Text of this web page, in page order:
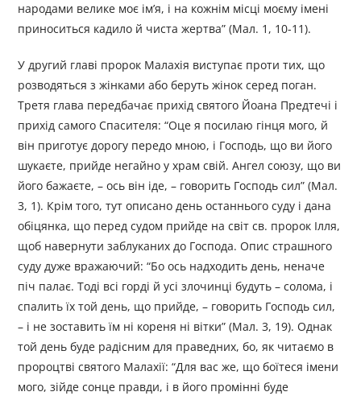
народами велике моє ім’я, і на кожнім місці моєму імені
приноситься кадило й чиста жертва” (Мал. 1, 10-11).
У другий главі пророк Малахія виступає проти тих, що
розводяться з жінками або беруть жінок серед поган.
Третя глава передбачає прихід святого Йоана Предтечі і
прихід самого Спасителя: “Оце я посилаю гінця мого, й
він приготує дорогу передо мною, і Господь, що ви його
шукаєте, прийде негайно у храм свій. Ангел союзу, що ви
його бажаєте, – ось він іде, – говорить Господь сил” (Мал.
3, 1). Крім того, тут описано день останнього суду і дана
обіцянка, що перед судом прийде на світ св. пророк Ілля,
щоб навернути заблуканих до Господа. Опис страшного
суду дуже вражаючий: “Бо ось надходить день, неначе
піч палає. Тоді всі горді й усі злочинці будуть – солома, і
спалить їх той день, що прийде, – говорить Господь сил,
– і не зоставить їм ні кореня ні вітки” (Мал. 3, 19). Однак
той день буде радісним для праведних, бо, як читаємо в
пророцтві святого Малахії: “Для вас же, що боїтеся імени
мого, зійде сонце правди, і в його промінні буде